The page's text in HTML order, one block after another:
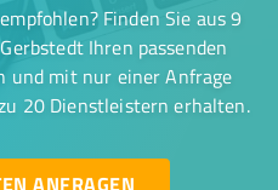
Finden Sie aus 9
Ihren passenden
und mit nur einer Anfrage
20 Dienstleistern erhalten.
ANFRAGEN